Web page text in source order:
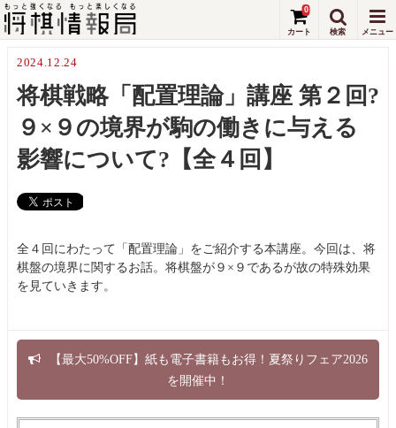
0
2024.12.24
将棋戦略「配置理論」講座 第２回?
９×９の境界が駒の働きに与える
影響について?【全４回】
全４回にわたって「配置理論」をご紹介する本講座。今回は、将
棋盤の境界に関するお話。将棋盤が９×９であるが故の特殊効果
を見ていきます。
【最大50%OFF】紙も電子書籍もお得！夏祭りフェア2026
を開催中！